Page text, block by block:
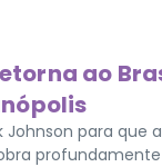
ao
Johnson para
profundamente